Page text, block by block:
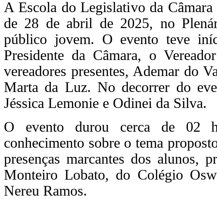
A Escola do Legislativo da
de 28 de abril de 2025, no
público jovem. O evento teve
Presidente da Câmara, o
vereadores presentes, Ademar do
Marta da Luz. No decorrer do
Jéssica Lemonie e Odinei da Silva.
O evento durou cerca de 02
conhecimento sobre o tema
presenças marcantes dos alunos,
Monteiro Lobato, do Colégio
Nereu Ramos.